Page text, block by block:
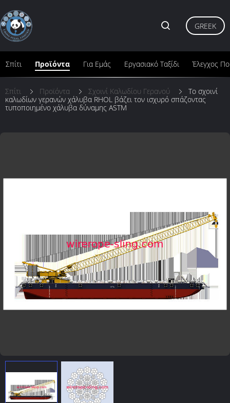
Σπίτι Προϊόντα Για Εμάς Εργασιακό Ταξίδι Έλεγχος
GREEK
Σπίτι Προϊόντα Σχοινί Καλωδίου Γερανού
Το σχοινί
καλωδίων γερανών χάλυβα RHOL βάζει τον ισχυρό σπάζοντας
τυποποιημένο χάλυβα δύναμης ASTM